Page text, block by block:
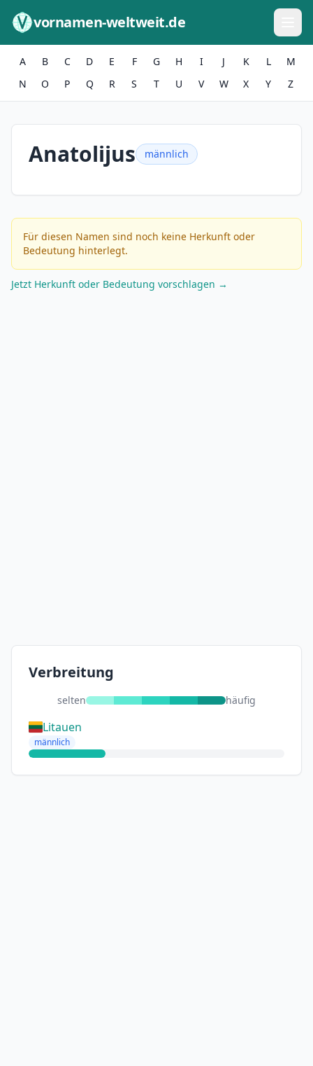
vornamen-weltweit.de
A B C D E F G H I J K L
M
N
O P Q R S T U V W X Y Z
Anatolijus männlich
Für diesen Namen sind noch keine Herkunft oder
Bedeutung hinterlegt.
Jetzt Herkunft oder Bedeutung vorschlagen →
Verbreitung
selten häufig
Litauen
männlich